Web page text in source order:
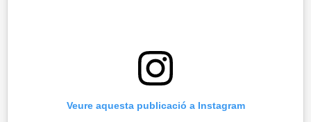
Veure aquesta publicació a Instagram